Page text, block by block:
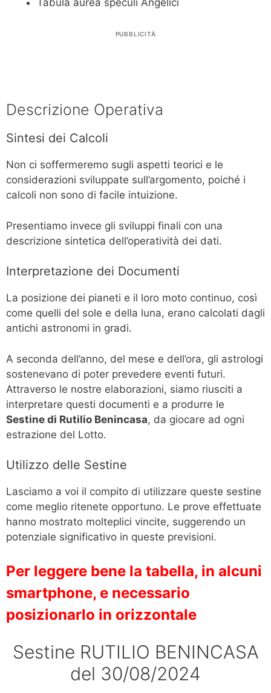
PUBBLICITÀ
Descrizione Operativa
Sintesi dei Calcoli
Non ci soffermeremo sugli aspetti teorici e le
considerazioni sviluppate sull’argomento, poiché i
calcoli non sono di facile intuizione.
Presentiamo invece gli sviluppi finali con una
descrizione sintetica dell’operatività dei dati.
Interpretazione dei Documenti
La posizione dei pianeti e il loro moto continuo, così
come quelli del sole e della luna, erano calcolati dagli
antichi astronomi in gradi.
A seconda dell’anno, del mese e dell’ora, gli astrologi
sostenevano di poter prevedere eventi futuri.
Attraverso le nostre elaborazioni, siamo riusciti a
interpretare questi documenti e a produrre le
Sestine di Rutilio Benincasa, da giocare ad ogni
estrazione del Lotto.
Utilizzo delle Sestine
Lasciamo a voi il compito di utilizzare queste sestine
come meglio ritenete opportuno. Le prove effettuate
hanno mostrato molteplici vincite, suggerendo un
potenziale significativo in queste previsioni.
Per leggere bene la tabella, in alcuni
smartphone, e necessario
posizionarlo in orizzontale
Sestine RUTILIO BENINCASA
del 30/08/2024